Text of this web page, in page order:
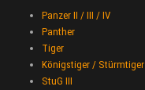
Panzer II / III / IV
Panther
Tiger
Königstiger / Stürmtiger
StuG III